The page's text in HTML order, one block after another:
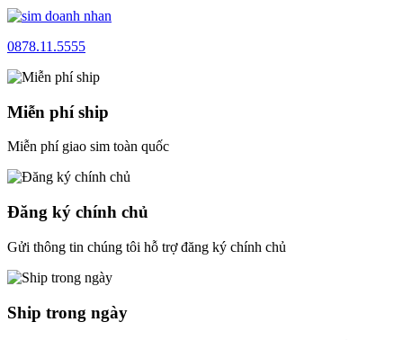
0878.11.5555
Miễn phí ship
Miễn phí giao sim toàn quốc
Đăng ký chính chủ
Gửi thông tin chúng tôi hỗ trợ đăng ký chính chủ
Ship trong ngày